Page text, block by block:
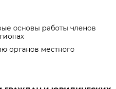
основы работы членов
органов местного